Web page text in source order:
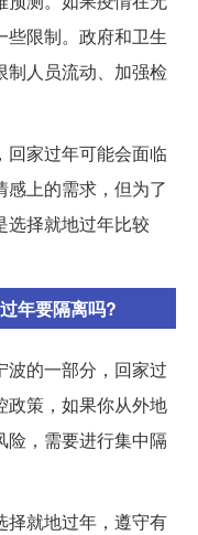
些限制。政府和卫生
制人员流动、加强检
回家过年可能会面临
上的需求，但为了
选择就地过年比较
年要隔离吗?
波的一部分，回家过
政策，如果你从外地
险，需要进行集中隔
择就地过年，遵守有